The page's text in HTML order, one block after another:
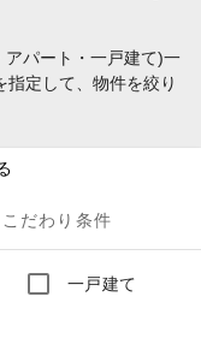
パート・一戸建て)一
定して、物件を絞り
こだわり条件
一戸建て